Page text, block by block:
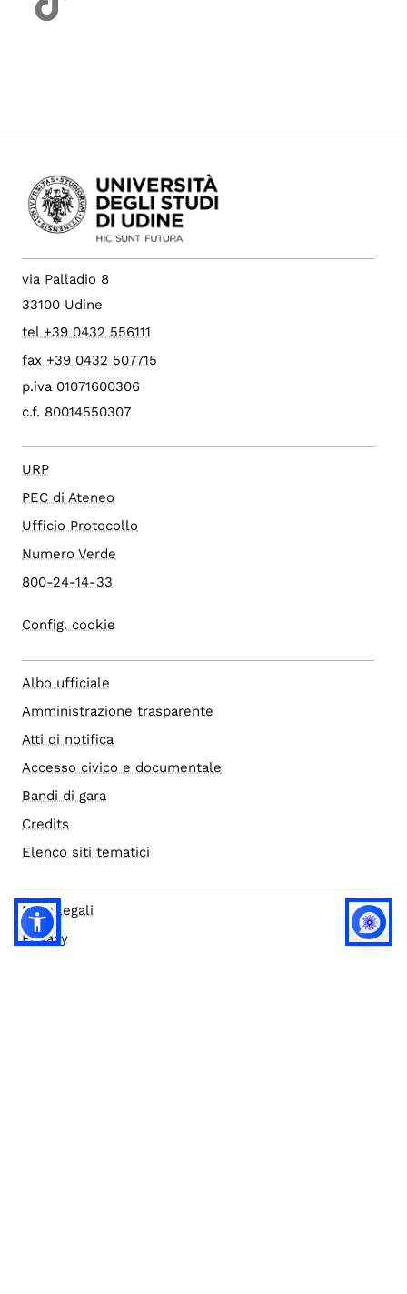
via Palladio 8
33100 Udine
tel +39 0432 556111
fax +39 0432 507715
p.iva 01071600306
c.f. 80014550307
URP
PEC di Ateneo
Ufficio Protocollo
Numero Verde
800-24-14-33
Config. cookie
Albo ufficiale
Amministrazione trasparente
Atti di notifica
Accesso civico e documentale
Bandi di gara
Credits
Elenco siti tematici
Note legali
Privacy